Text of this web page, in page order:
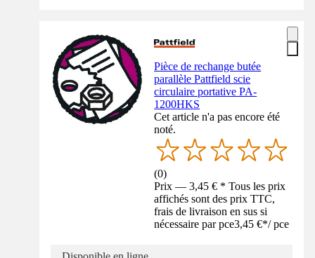
Pièce de rechange butée
parallèle Pattfield scie
circulaire portative PA-
1200HKS
Cet article n'a pas encore été
noté.
(0)
Prix — 3,45 € * Tous les prix
affichés sont des prix TTC,
frais de livraison en sus si
nécessaire par pce3,45 €*/ pce